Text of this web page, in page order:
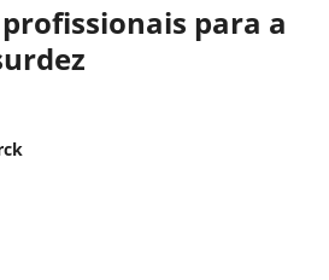
para a